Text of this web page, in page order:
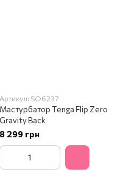
Артикул: SO6237
Мастурбатор Tenga Flip Zero
Gravity Back
8 299 грн